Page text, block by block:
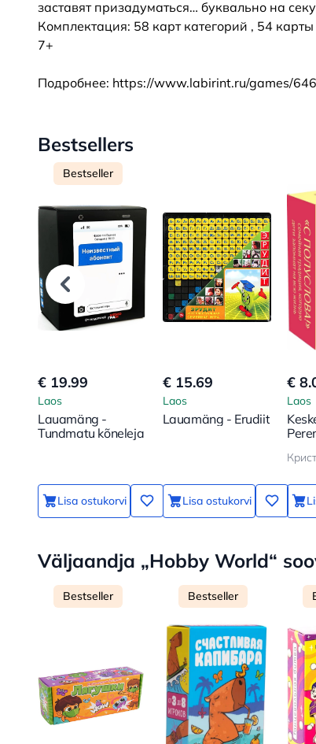
заставят призадуматься… буквально на
Комплектация: 58 карт категорий , 54
7+
Подробнее: https://www.labirint.ru/games/
Bestsellers
Bestseller
€ 19.99
Laos
Lauamäng -
Tundmatu kõneleja
Lisa ostukorvi
€ 15.69
Laos
Lauamäng - Erudiit
Lisa ostukorvi
€
Laos
teie
Väljaandja „Hobby World“
Bestseller Bestseller